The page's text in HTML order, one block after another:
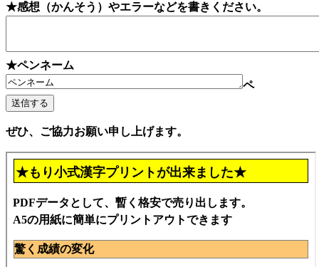
★感想（かんそう）やエラーなどを書きください。
★ペンネーム
ペ
ぜひ、ご協力お願い申し上げます。